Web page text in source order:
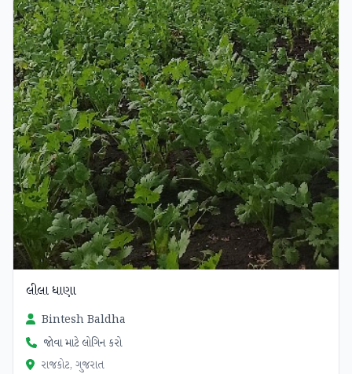
લીલા ધાણા
Bintesh Baldha
જોવા માટે લોગિન કરો
રાજકોટ, ગુજરાત